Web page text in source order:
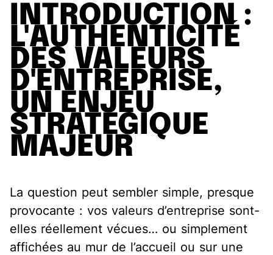
INTRODUCTION :
L'AUTHENTICITÉ
DES VALEURS
D'ENTREPRISE,
UN ENJEU
STRATÉGIQUE
MAJEUR
La question peut sembler simple, presque
provocante : vos valeurs d’entreprise sont-
elles réellement vécues… ou simplement
affichées au mur de l’accueil ou sur une